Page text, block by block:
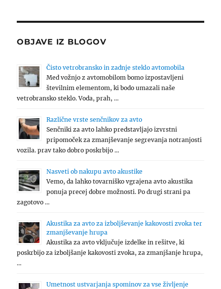
OBJAVE IZ BLOGOV
Čisto vetrobransko in zadnje steklo avtomobila
Med vožnjo z avtomobilom bomo izpostavljeni
številnim elementom, ki bodo umazali naše
vetrobransko steklo. Voda, prah, …
Različne vrste senčnikov za avto
Senčniki za avto lahko predstavljajo izvrstni
pripomoček za zmanjševanje segrevanja notranjosti
vozila. prav tako dobro poskrbijo …
Nasveti ob nakupu avto akustike
Vemo, da lahko tovarniško vgrajena avto akustika
ponuja precej dobre možnosti. Po drugi strani pa
zagotovo …
Akustika za avto za izboljševanje kakovosti zvoka ter
zmanjševanje hrupa
Akustika za avto vključuje izdelke in rešitve, ki
poskrbijo za izboljšanje kakovosti zvoka, za zmanjšanje hrupa,
…
Umetnost ustvarjanja spominov za vse življenje